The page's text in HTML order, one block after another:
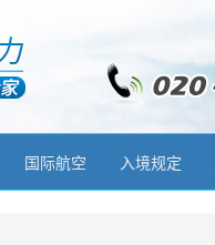
国际航空 入境规定